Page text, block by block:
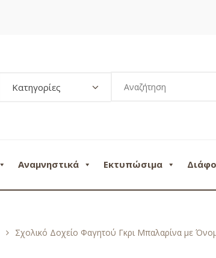
Κατηγορίες
Αναμνηστικά Εκτυπώσιμα
Σχολικό Δοχείο Φαγητού Γκρι Μπαλαρίνα με